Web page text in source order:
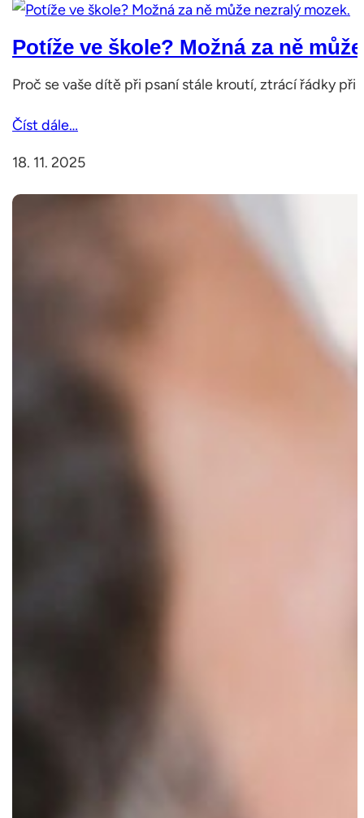
Potíže ve škole? Možná za ně
Proč se vaše dítě při psaní stále kroutí, ztrácí řádky
Číst dále…
18. 11. 2025